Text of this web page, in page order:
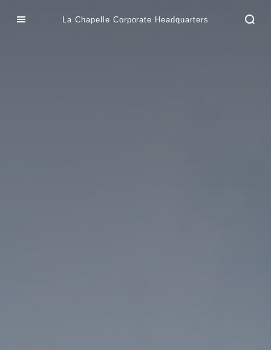
La Chapelle Corporate Headquarters